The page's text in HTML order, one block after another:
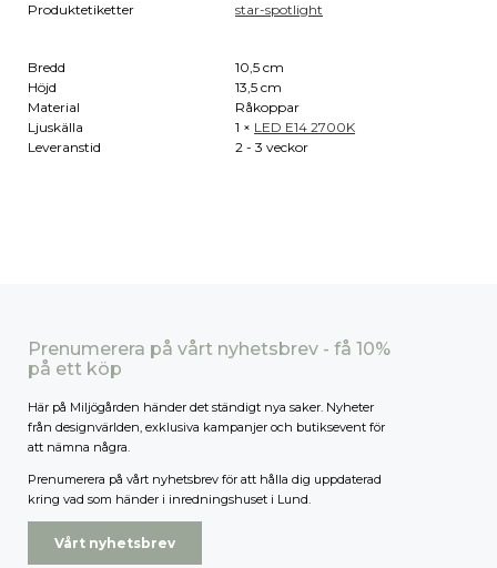
Produktetiketter
star-spotlight
Bredd
10,5 cm
Höjd
13,5 cm
Material
Råkoppar
Ljuskälla
1 × LED E14 2700K
Leveranstid
2 - 3 veckor
Prenumerera på vårt nyhetsbrev - få 10%
på ett köp
Här på Miljögården händer det ständigt nya saker. Nyheter
från designvärlden, exklusiva kampanjer och butiksevent för
att nämna några.
Prenumerera på vårt nyhetsbrev för att hålla dig uppdaterad
kring vad som händer i inredningshuset i Lund.
Vårt nyhetsbrev